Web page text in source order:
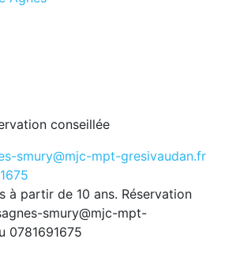
conseillée
smury@mjc-mpt-gresivaudan.fr
à partir de 10 ans. Réservation
smury@mjc-mpt-
0781691675